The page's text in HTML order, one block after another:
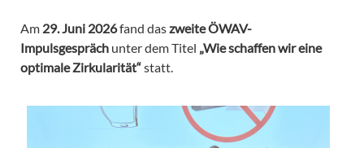
Am 29. Juni 2026fand daszweite ÖWAV-
Impulsgespräch unter dem Titel „Wie schaffen wir eine
optimale Zirkularität“statt.